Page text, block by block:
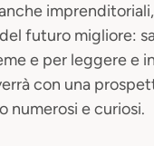
futuro migliore:
e per leggere e
con una
numerosi e curiosi.